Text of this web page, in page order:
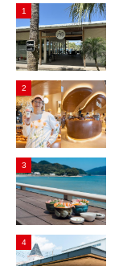
1
2
3
4